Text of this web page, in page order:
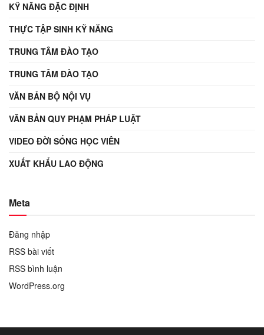
KỸ NĂNG ĐẶC ĐỊNH
THỰC TẬP SINH KỸ NĂNG
TRUNG TÂM ĐÀO TẠO
TRUNG TÂM ĐÀO TẠO
VĂN BẢN BỘ NỘI VỤ
VĂN BẢN QUY PHẠM PHÁP LUẬT
VIDEO ĐỜI SỐNG HỌC VIÊN
XUẤT KHẨU LAO ĐỘNG
Meta
Đăng nhập
RSS bài viết
RSS bình luận
WordPress.org